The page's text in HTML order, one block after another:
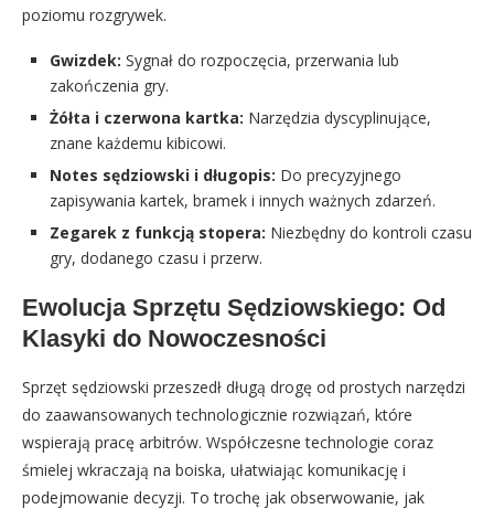
poziomu rozgrywek.
Gwizdek: Sygnał do rozpoczęcia, przerwania lub
zakończenia gry.
Żółta i czerwona kartka: Narzędzia dyscyplinujące,
znane każdemu kibicowi.
Notes sędziowski i długopis: Do precyzyjnego
zapisywania kartek, bramek i innych ważnych zdarzeń.
Zegarek z funkcją stopera: Niezbędny do kontroli czasu
gry, dodanego czasu i przerw.
Ewolucja Sprzętu Sędziowskiego: Od
Klasyki do Nowoczesności
Sprzęt sędziowski przeszedł długą drogę od prostych narzędzi
do zaawansowanych technologicznie rozwiązań, które
wspierają pracę arbitrów. Współczesne technologie coraz
śmielej wkraczają na boiska, ułatwiając komunikację i
podejmowanie decyzji. To trochę jak obserwowanie, jak